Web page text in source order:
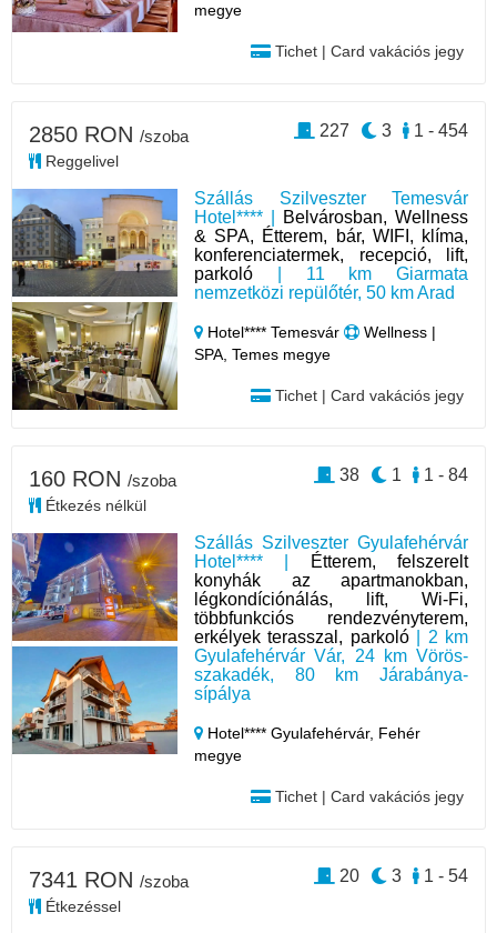
megye
Tichet | Card vakációs jegy
Szállás Szilveszter Temesvár
Hotel**** |
Belvárosban, Wellness
& SPA, Étterem, bár, WIFI, klíma,
konferenciatermek, recepció, lift,
parkoló | 11 km Giarmata
nemzetközi repülőtér, 50 km Arad
Hotel**** Temesvár
Wellness |
SPA, Temes megye
Tichet | Card vakációs jegy
2850 RON /szoba
Reggelivel
1 - 454
3
227
Szállás Szilveszter Gyulafehérvár
Hotel**** |
Étterem, felszerelt
konyhák az apartmanokban,
légkondíciónálás, lift, Wi-Fi,
többfunkciós rendezvényterem,
erkélyek terasszal, parkoló| 2 km
Gyulafehérvár Vár, 24 km Vörös-
szakadék, 80 km Járabánya-
sípálya
Hotel**** Gyulafehérvár, Fehér
megye
Tichet | Card vakációs jegy
160 RON /szoba
Étkezés nélkül
1 - 84
1
38
7341 RON /szoba
Étkezéssel
1 - 54
3
20